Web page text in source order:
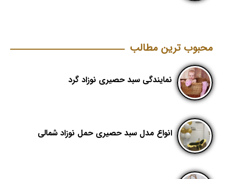
محبوب ترین مطالب
نمایندگی سبد حصیری نوزاد گرد
انواع مدل سبد حصیری حمل نوزاد شمالی